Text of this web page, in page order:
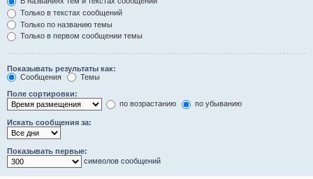
Только в текстах сообщений
Только по названию темы
Только в первом сообщении темы
Показывать результаты как:
Сообщения
Темы
Поле сортировки:
по возрастанию
по убыванию
Искать сообщения за:
Показывать первые:
символов сообщений